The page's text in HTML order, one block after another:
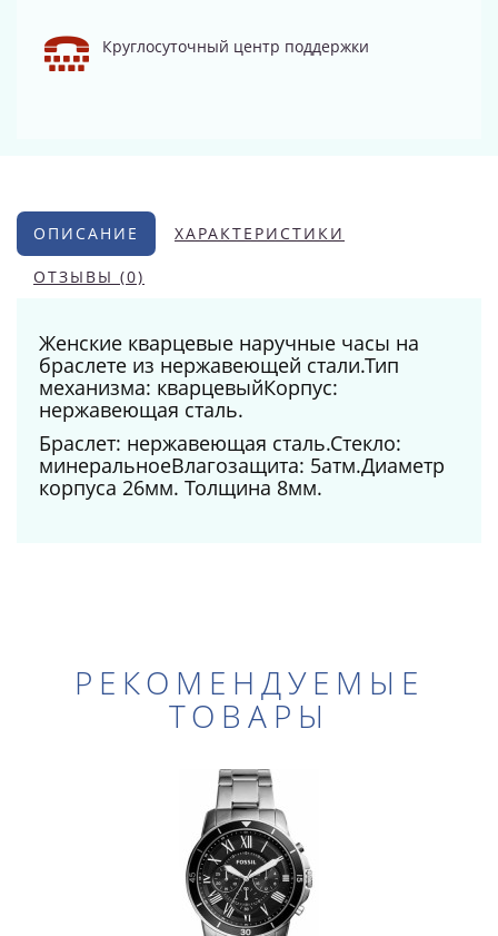
Круглосуточный центр поддержки
ОПИСАНИЕ ХАРАКТЕРИСТИКИ
ОТЗЫВЫ (0)
Женские кварцевые наручные часы на
браслете из нержавеющей стали.Тип
механизма: кварцевыйКорпус:
нержавеющая сталь.
Браслет: нержавеющая сталь.Стекло:
минеральноеВлагозащита: 5атм.Диаметр
корпуса 26мм. Толщина 8мм.
РЕКОМЕНДУЕМЫЕ
ТОВАРЫ